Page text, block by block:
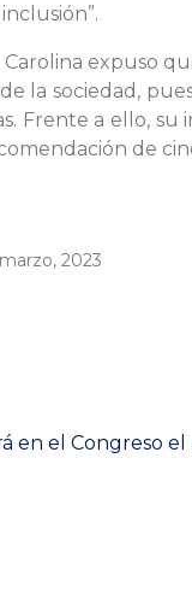
expuso
la sociedad,
Frente a ello,
de
2023
en el Congreso el